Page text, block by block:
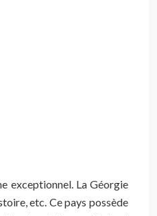
exceptionnel. La Géorgie
etc. Ce pays possède